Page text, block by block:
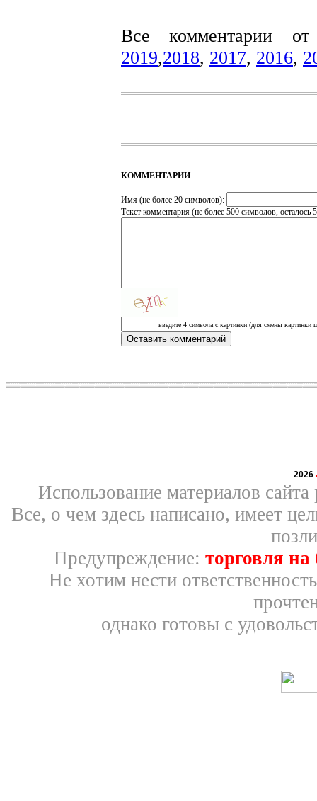
Все комментарии
2019,2018, 2017, 2016,
КОММЕНТАРИИ
Имя (не более 20 символов):
Текст комментария (не более 500 символов, осталось
введите 4 символа с картинки (для смены картинки
2026
Использование материалов
Все, о чем здесь написано, имеет
Предупреждение: торговля
Не хотим нести
однако готовы с